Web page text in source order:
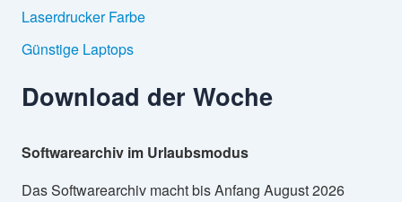
Laserdrucker Farbe
Günstige Laptops
Download der Woche
Softwarearchiv im Urlaubsmodus
Das Softwarearchiv macht bis Anfang August 2026